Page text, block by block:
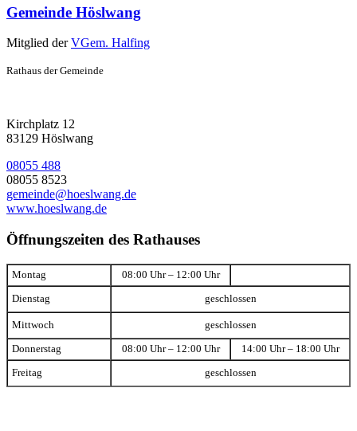
Gemeinde Höslwang
Mitglied derVGem. Halfing
Rathaus der Gemeinde
Kirchplatz 12
83129 Höslwang
08055 488
08055 8523
gemeinde@hoeslwang.de
www.hoeslwang.de
Öffnungszeiten des Rathauses
Montag 08:00 Uhr – 12:00 Uhr
Dienstag geschlossen
Mittwoch geschlossen
Donnerstag 08:00 Uhr – 12:00 Uhr 14:00 Uhr – 18:00 Uhr
Freitag geschlossen